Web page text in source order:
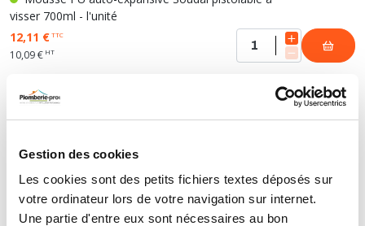
Gestion des cookies
Les cookies sont des petits fichiers textes déposés sur
votre ordinateur lors de votre navigation sur internet.
Une partie d'entre eux sont nécessaires au bon
visser 700ml - l'unité
12,11 €TTC
10,09 € HT
Mousse PU auto-expansive Soudal pistolable à
visser 700ml - carton de 12
128,90 €HT